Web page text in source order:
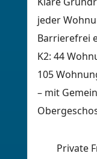
jeder
Barrierefrei
K2: 44
105
– mit
Private